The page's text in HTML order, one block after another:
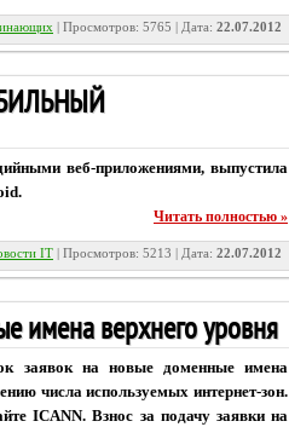
| Просмотров: 5765 | Дата: 22.07.2012
веб-приложениями, выпустила
Читать полностью »
IT | Просмотров: 5213 | Дата: 22.07.2012
имена верхнего уровня
заявок на новые доменные имена
числа используемых интернет-зон.
ICANN. Взнос за подачу заявки на